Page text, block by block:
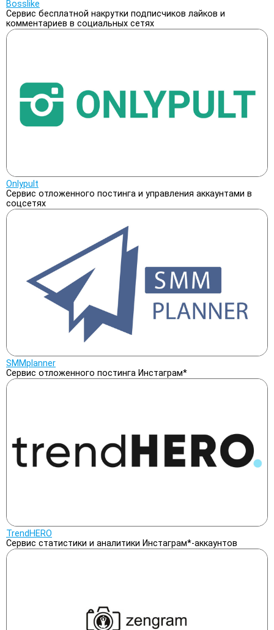
Bosslike
Сервис бесплатной накрутки подписчиков лайков и
комментариев в социальных сетях
Onlypult
Сервис отложенного постинга и управления аккаунтами в
соцсетях
SMMplanner
Cервис отложенного постинга Инстаграм*
TrendHERO
Сервис статистики и аналитики Инстаграм*-аккаунтов